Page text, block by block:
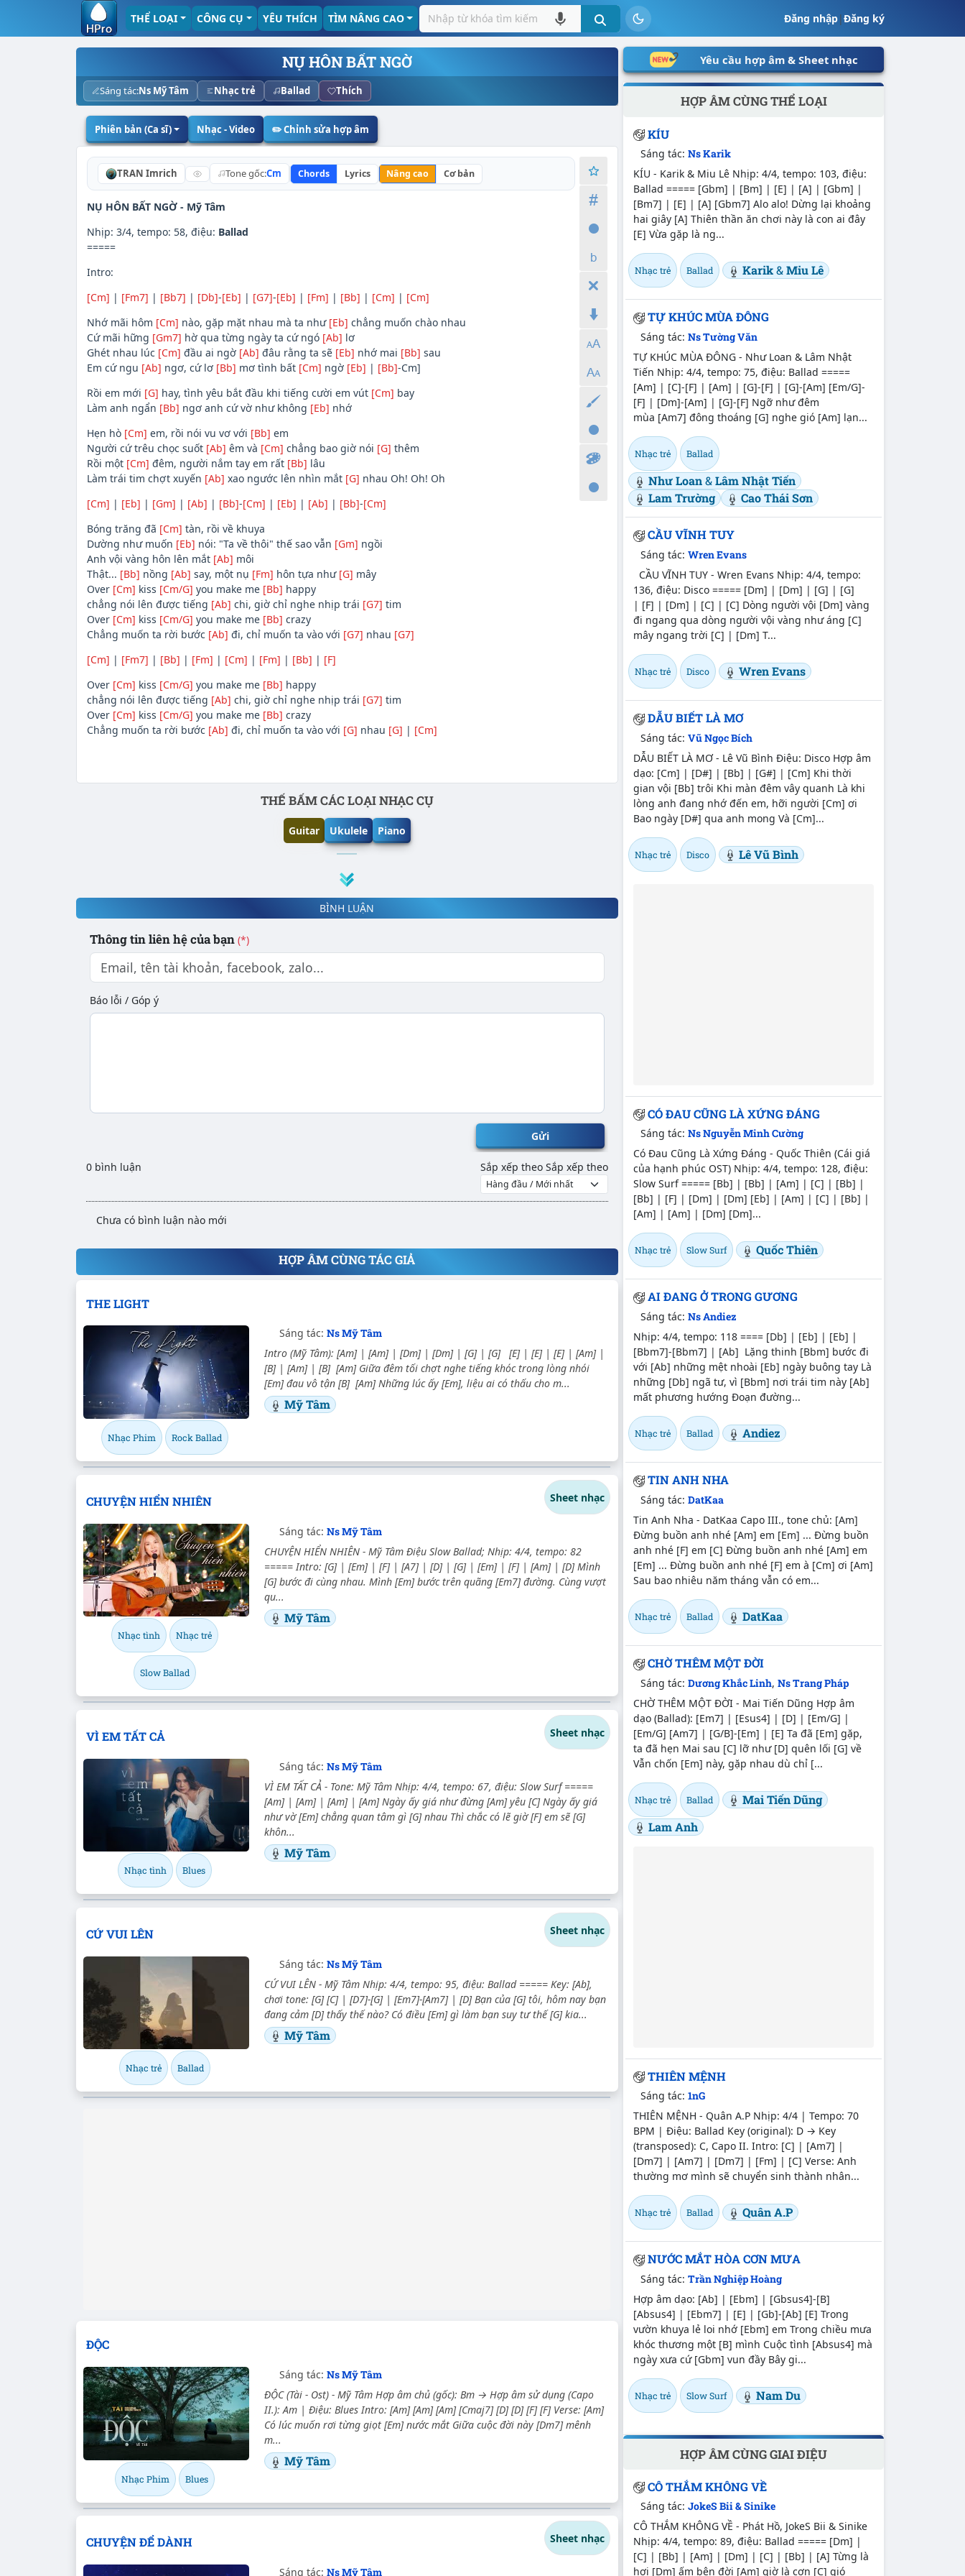
Đăng nhập|Đăng ký
THỂ LOẠI CÔNG CỤ YÊU THÍCH TÌM NÂNG CAO
NỤ HÔN BẤT NGỜ
Sáng tác:Ns Mỹ Tâm Nhạc trẻ Ballad Thích
Phiên bản (Ca sĩ) Nhạc - Video ✏️ Chỉnh sửa hợp âm
TRAN Imrich Tone gốc:Cm Chords Lyrics Nâng cao Cơ bản
NỤ HÔN BẤT NGỜ - Mỹ Tâm
Nhịp: 3/4, tempo: 58, điệu: Ballad
=====
Intro:
[Cm] | [Fm7] | [Bb7] | [Db]-[Eb] | [G7]-[Eb] | [Fm] | [Bb] | [Cm] | [Cm]
Nhớ mãi hôm [Cm] nào, gặp mặt nhau mà ta như [Eb] chẳng muốn chào nhau
Cứ mãi hững [Gm7] hờ qua từng ngày ta cứ ngó [Ab] lơ
Ghét nhau lúc [Cm] đầu ai ngờ [Ab] đâu rằng ta sẽ [Eb] nhớ mai [Bb] sau
Em cứ ngu [Ab] ngơ, cứ lơ [Bb] mơ tình bất [Cm] ngờ [Eb] | [Bb]-Cm]
Rồi em mới [G] hay, tình yêu bắt đầu khi tiếng cười em vút [Cm] bay
Làm anh ngẩn [Bb] ngơ anh cứ vờ như không [Eb] nhớ
Hẹn hò [Cm] em, rồi nói vu vơ với [Bb] em
Người cứ trêu chọc suốt [Ab] êm và [Cm] chẳng bao giờ nói [G] thêm
Rồi một [Cm] đêm, người nắm tay em rất [Bb] lâu
Làm trái tim chợt xuyến [Ab] xao ngước lên nhìn mắt [G] nhau Oh! Oh! Oh
[Cm] | [Eb] | [Gm] | [Ab] | [Bb]-[Cm] | [Eb] | [Ab] | [Bb]-[Cm]
Bóng trăng đã [Cm] tàn, rồi về khuya
Dường như muốn [Eb] nói: "Ta về thôi" thế sao vẫn [Gm] ngồi
Anh vội vàng hôn lên mắt [Ab] môi
Thật... [Bb] nồng [Ab] say, một nụ [Fm] hôn tựa như [G] mây
Over [Cm] kiss [Cm/G] you make me [Bb] happy
chẳng nói lên được tiếng [Ab] chi, giờ chỉ nghe nhịp trái [G7] tim
Over [Cm] kiss [Cm/G] you make me [Bb] crazy
Chẳng muốn ta rời bước [Ab] đi, chỉ muốn ta vào với [G7] nhau [G7]
[Cm] | [Fm7] | [Bb] | [Fm] | [Cm] | [Fm] | [Bb] | [F]
Over [Cm] kiss [Cm/G] you make me [Bb] happy
chẳng nói lên được tiếng [Ab] chi, giờ chỉ nghe nhịp trái [G7] tim
Over [Cm] kiss [Cm/G] you make me [Bb] crazy
Chẳng muốn ta rời bước [Ab] đi, chỉ muốn ta vào với [G] nhau [G] | [Cm]
THẾ BẤM CÁC LOẠI NHẠC CỤ
Guitar Ukulele Piano
BÌNH LUẬN
Thông tin liên hệ của bạn (*)
Báo lỗi / Góp ý
Gửi
0 bình luận Sắp xếp theo Sắp xếp theo
Chưa có bình luận nào mới
HỢP ÂM CÙNG TÁC GIẢ
THE LIGHT
Nhạc Phim Rock Ballad
Sáng tác: Ns Mỹ Tâm
Intro (Mỹ Tâm): [Am] | [Am] | [Dm] | [Dm] | [G] | [G] [E] | [E] | [E] | [Am] |
[B] | [Am] | [B] [Am] Giữa đêm tối chợt nghe tiếng khóc trong lòng nhói
[Em] đau vô tận [B] [Am] Những lúc ấy [Em], liệu ai có thấu cho m...
Mỹ Tâm
CHUYỆN HIỂN NHIÊN Sheet nhạc
Nhạc tình Nhạc trẻ
Slow Ballad
Sáng tác: Ns Mỹ Tâm
CHUYỆN HIỂN NHIÊN - Mỹ Tâm Điệu Slow Ballad; Nhịp: 4/4, tempo: 82
===== Intro: [G] | [Em] | [F] | [A7] | [D] | [G] | [Em] | [F] | [Am] | [D] Mình
[G] bước đi cùng nhau. Mình [Em] bước trên quãng [Em7] đường. Cùng vượt
qu...
Mỹ Tâm
VÌ EM TẤT CẢ Sheet nhạc
Nhạc tình Blues
Sáng tác: Ns Mỹ Tâm
VÌ EM TẤT CẢ - Tone: Mỹ Tâm Nhịp: 4/4, tempo: 67, điệu: Slow Surf =====
[Am] | [Am] | [Am] | [Am] Ngày ấy giá như đừng [Am] yêu [C] Ngày ấy giá
như vờ [Em] chẳng quan tâm gì [G] nhau Thì chắc có lẽ giờ [F] em sẽ [G]
khôn...
Mỹ Tâm
CỨ VUI LÊN Sheet nhạc
Nhạc trẻ Ballad
Sáng tác: Ns Mỹ Tâm
CỨ VUI LÊN - Mỹ Tâm Nhịp: 4/4, tempo: 95, điệu: Ballad ===== Key: [Ab],
chơi tone: [G] [C] | [D7]-[G] | [Em7]-[Am7] | [D] Bạn của [G] tôi, hôm nay bạn
đang cảm [D] thấy thế nào? Có điều [Em] gì làm bạn suy tư thế [G] kia...
Mỹ Tâm
ĐỘC
Nhạc Phim Blues
Sáng tác: Ns Mỹ Tâm
ĐỘC (Tài - Ost) - Mỹ Tâm Hợp âm chủ (gốc): Bm → Hợp âm sử dụng (Capo
II.): Am | Điệu: Blues Intro: [Am] [Am] [Am] [Cmaj7] [D] [D] [F] [F] Verse: [Am]
Có lúc muốn rơi từng giọt [Em] nước mắt Giữa cuộc đời này [Dm7] mênh
m...
Mỹ Tâm
CHUYỆN ĐỂ DÀNH Sheet nhạc
Sáng tác: Ns Mỹ Tâm
Yêu cầu hợp âm & Sheet nhạc
HỢP ÂM CÙNG THỂ LOẠI
KÍU
Sáng tác:Ns Karik
KÍU - Karik & Miu Lê Nhịp: 4/4, tempo: 103, điệu:
Ballad ===== [Gbm] | [Bm] | [E] | [A] | [Gbm] |
[Bm7] | [E] | [A] [Gbm7] Alo alo! Dừng lại khoảng
hai giây [A] Thiên thần ăn chơi này là con ai đây
[E] Vừa gặp là ng...
Nhạc trẻ Ballad Karik&Miu Lê
TỰ KHÚC MÙA ĐÔNG
Sáng tác:Ns Tường Văn
TỰ KHÚC MÙA ĐÔNG - Như Loan & Lâm Nhật
Tiến Nhịp: 4/4, tempo: 75, điệu: Ballad =====
[Am] | [C]-[F] | [Am] | [G]-[F] | [G]-[Am] [Em/G]-
[F] | [Dm]-[Am] | [G]-[F] Ngỡ như đêm
mùa [Am7] đông thoáng [G] nghe gió [Am] lạn...
Nhạc trẻ Ballad
Như Loan&Lâm Nhật Tiến
Lam Trường
Cao Thái Sơn
CẦU VĨNH TUY
Sáng tác:Wren Evans
CẦU VĨNH TUY - Wren Evans Nhịp: 4/4, tempo:
136, điệu: Disco ===== [Dm] | [Dm] | [G] | [G]
| [F] | [Dm] | [C] | [C] Dòng người vội [Dm] vàng
đi ngang qua dòng người vội vàng như áng [C]
mây ngang trời [C] | [Dm] T...
Nhạc trẻ Disco Wren Evans
DẪU BIẾT LÀ MƠ
Sáng tác:Vũ Ngọc Bích
DẪU BIẾT LÀ MƠ - Lê Vũ Bình Điệu: Disco Hợp âm
dạo: [Cm] | [D#] | [Bb] | [G#] | [Cm] Khi thời
gian vội [Bb] trôi Khi màn đêm vây quanh Là khi
lòng anh đang nhớ đến em, hỡi người [Cm] ơi
Bao ngày [D#] qua anh mong Và [Cm]...
Nhạc trẻ Disco Lê Vũ Bình
CÓ ĐAU CŨNG LÀ XỨNG ĐÁNG
Sáng tác:Ns Nguyễn Minh Cường
Có Đau Cũng Là Xứng Đáng - Quốc Thiên (Cái giá
của hạnh phúc OST) Nhịp: 4/4, tempo: 128, điệu:
Slow Surf ===== [Bb] | [Bb] | [Am] | [C] | [Bb] |
[Bb] | [F] | [Dm] | [Dm] [Eb] | [Am] | [C] | [Bb] |
[Am] | [Am] | [Dm] [Dm]...
Nhạc trẻ Slow Surf Quốc Thiên
AI ĐANG Ở TRONG GƯƠNG
Sáng tác:Ns Andiez
Nhịp: 4/4, tempo: 118 ==== [Db] | [Eb] | [Eb] |
[Bbm7]-[Bbm7] | [Ab] Lặng thinh [Bbm] bước đi
với [Ab] những mệt nhoài [Eb] ngày buông tay Là
những [Db] ngã tư, vì [Bbm] nơi trái tim này [Ab]
mất phương hướng Đoạn đường...
Nhạc trẻ Ballad Andiez
TIN ANH NHA
Sáng tác:DatKaa
Tin Anh Nha - DatKaa Capo III., tone chủ: [Am]
Đừng buồn anh nhé [Am] em [Em] ... Đừng buồn
anh nhé [F] em [C] Đừng buồn anh nhé [Am] em
[Em] ... Đừng buồn anh nhé [F] em à [Cm] ơi [Am]
Sau bao nhiêu năm tháng vẫn có em...
Nhạc trẻ Ballad DatKaa
CHỜ THÊM MỘT ĐỜI
Sáng tác:Dương Khắc Linh,Ns Trang Pháp
CHỜ THÊM MỘT ĐỜI - Mai Tiến Dũng Hợp âm
dạo (Ballad): [Em7] | [Esus4] | [D] | [Em/G] |
[Em/G] [Am7] | [G/B]-[Em] | [E] Ta đã [Em] gặp,
ta đã hẹn Mai sau [C] lỡ như [D] quên lối [G] về
Vẫn chốn [Em] này, gặp nhau dù chỉ [...
Nhạc trẻ Ballad
Mai Tiến Dũng
Lam Anh
THIÊN MỆNH
Sáng tác:1nG
THIÊN MỆNH - Quân A.P Nhịp: 4/4 | Tempo: 70
BPM | Điệu: Ballad Key (original): D → Key
(transposed): C, Capo II. Intro: [C] | [Am7] |
[Dm7] | [Am7] | [Dm7] | [Fm] | [C] Verse: Anh
thường mơ mình sẽ chuyển sinh thành nhân...
Nhạc trẻ Ballad Quân A.P
NƯỚC MẮT HÒA CƠN MƯA
Sáng tác:Trần Nghiệp Hoàng
Hợp âm dạo: [Ab] | [Ebm] | [Gbsus4]-[B]
[Absus4] | [Ebm7] | [E] | [Gb]-[Ab] [E] Trong
vườn khuya lẻ loi nhớ [Ebm] em Trong chiều mưa
khóc thương một [B] mình Cuộc tình [Absus4] mà
ngày xưa cứ [Gbm] vun đầy Bây gi...
Nhạc trẻ Slow Surf Nam Du
HỢP ÂM CÙNG GIAI ĐIỆU
CÔ THẮM KHÔNG VỀ
Sáng tác:JokeS Bii & Sinike
CÔ THẮM KHÔNG VỀ - Phát Hồ, JokeS Bii & Sinike
Nhịp: 4/4, tempo: 89, điệu: Ballad ===== [Dm] |
[C] | [Bb] | [Am] | [Dm] | [C] | [Bb] | [A] Từng là
hơi [Dm] ấm bên đời [Am] giờ là cơn [C] gió